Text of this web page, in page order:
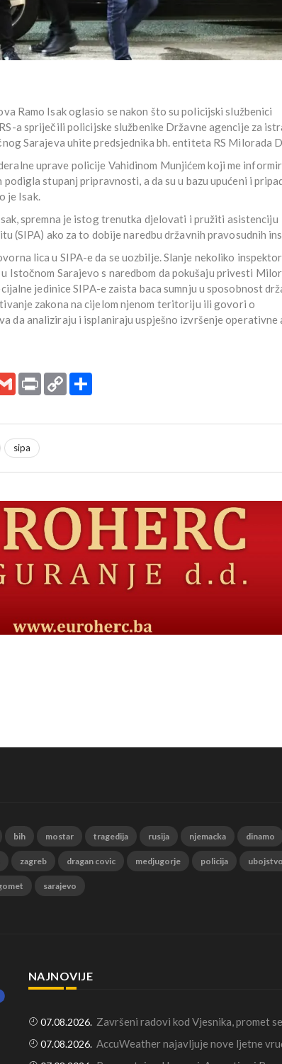
Ramo Isak oglasio se nakon što su policijski službenici
a spriječili policijske službenike Državne agencije za
Sarajeva uhite predsjednika bh. entiteta RS Milorada
uprave policije Vahidinom Munjićem koji me
stupanj pripravnosti, a da su u bazu upućeni i
je Isak.
spremna je istog trenutka djelovati i pružiti asistenciju
(SIPA) ako za to dobije naredbu državnih pravosudnih
lica u SIPA-e da se uozbilje. Slanje nekoliko
Istočnom Sarajevo s naredbom da pokušaju privesti
jedinice SIPA-e zaista baca sumnju u sposobnost
zakona na cijelom njenom teritoriju ili govori o
da analiziraju i isplaniraju uspješno izvršenje operativne
Gmail Print Copy
Link
sipa
bih mostar tragedija rusija njemacka dinamo
zagreb dragan covic medjugorje policija ubojstvo
sarajevo
NAJNOVIJE
07.08.2026. Završeni radovi kod Vjesnika, promet
07.08.2026. AccuWeather najavljuje nove ljetne